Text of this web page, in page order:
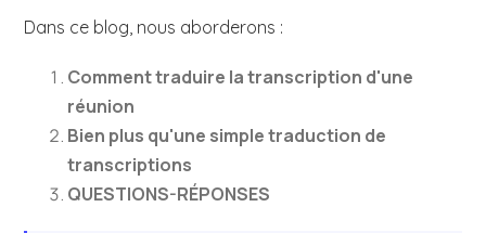
Dans ce blog, nous aborderons :
Comment traduire la transcription d'une
réunion
Bien plus qu'une simple traduction de
transcriptions
QUESTIONS-RÉPONSES